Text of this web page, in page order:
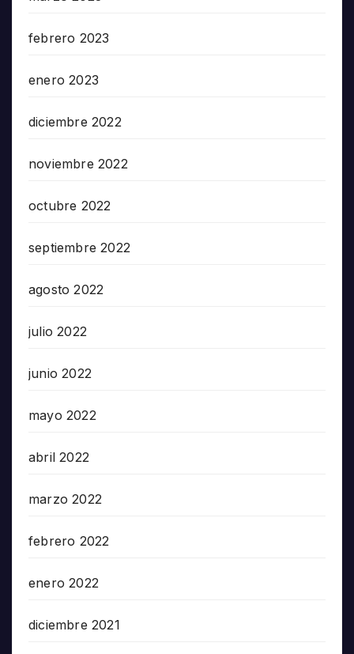
febrero 2023
enero 2023
diciembre 2022
noviembre 2022
octubre 2022
septiembre 2022
agosto 2022
julio 2022
junio 2022
mayo 2022
abril 2022
marzo 2022
febrero 2022
enero 2022
diciembre 2021